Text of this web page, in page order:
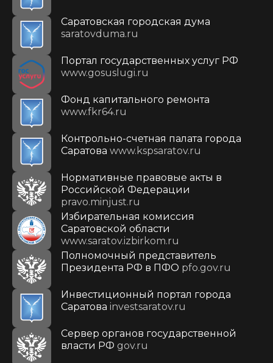
Саратовская городская дума
saratovduma.ru
Портал государственных услуг РФ
www.gosuslugi.ru
Фонд капитального ремонта
www.fkr64.ru
Контрольно-счетная палата города
Саратова www.kspsaratov.ru
Нормативные правовые акты в
Российской Федерации
pravo.minjust.ru
Избирательная комиссия
Саратовской области
www.saratov.izbirkom.ru
Полномочный представитель
Президента РФ в ПФО pfo.gov.ru
Инвестиционный портал города
Саратова investsaratov.ru
Сервер органов государственной
власти РФ gov.ru